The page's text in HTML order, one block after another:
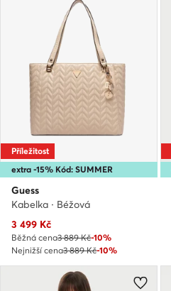
extra -15% Kód: SUMMER
Příležitost
Guess
Kabelka · Béžová
Aktuální cena
3 499 Kč
Běžná cena3 889 Kč-10%
Nejnižší cena3 889 Kč-10%